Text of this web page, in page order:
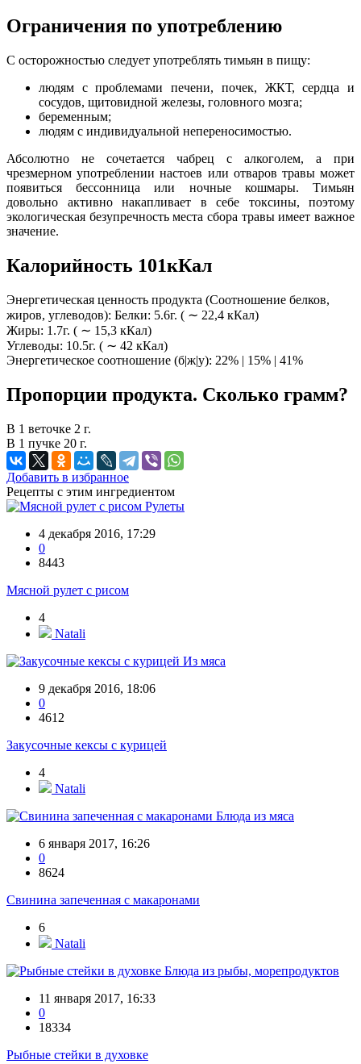
Ограничения по употреблению
С осторожностью следует употреблять тимьян в пищу:
людям с проблемами печени, почек, ЖКТ, сердца и
сосудов, щитовидной железы, головного мозга;
беременным;
людям с индивидуальной непереносимостью.
Абсолютно не сочетается чабрец с алкоголем, а при
чрезмерном употреблении настоев или отваров травы может
появиться бессонница или ночные кошмары. Тимьян
довольно активно накапливает в себе токсины, поэтому
экологическая безупречность места сбора травы имеет важное
значение.
Калорийность 101кКал
Энергетическая ценность продукта (Соотношение белков,
жиров, углеводов): Белки: 5.6г. ( ∼ 22,4 кКал)
Жиры: 1.7г. ( ∼ 15,3 кКал)
Углеводы: 10.5г. ( ∼ 42 кКал)
Энергетическое соотношение (б|ж|у): 22% | 15% | 41%
Пропорции продукта. Сколько грамм?
В 1 веточке 2 г.
В 1 пучке 20 г.
Добавить в избранное
Рецепты с этим ингредиентом
Рулеты
4 декабря 2016, 17:29
0
8443
Мясной рулет с рисом
4
Natali
Из мяса
9 декабря 2016, 18:06
0
4612
Закусочные кексы с курицей
4
Natali
Блюда из мяса
6 января 2017, 16:26
0
8624
Свинина запеченная с макаронами
6
Natali
Блюда из рыбы, морепродуктов
11 января 2017, 16:33
0
18334
Рыбные стейки в духовке